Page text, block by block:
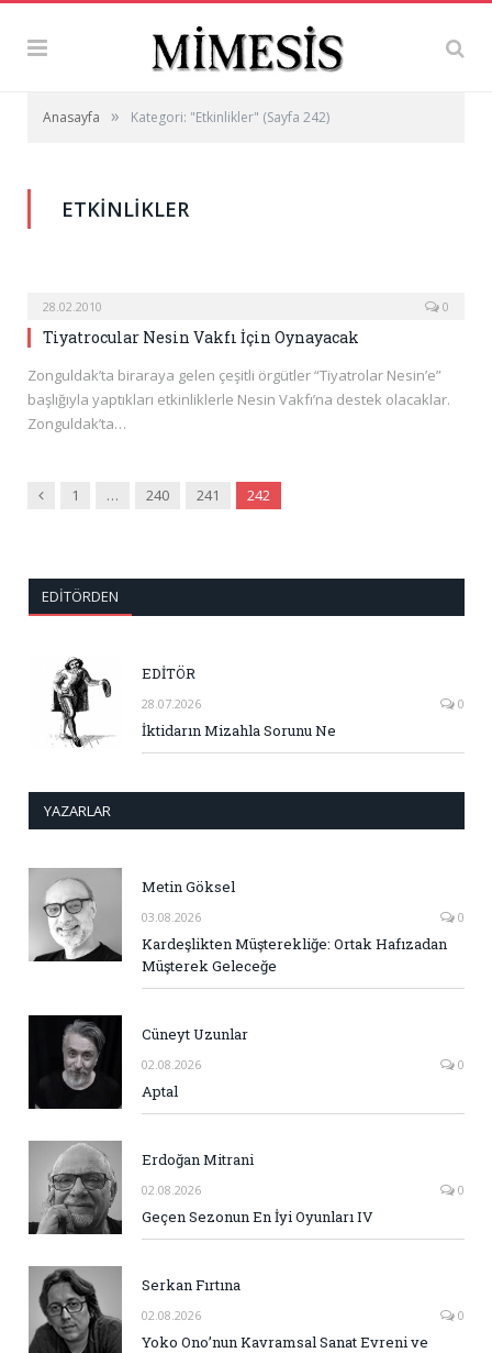
Anasayfa » Kategori: "Etkinlikler" (Sayfa 242)
ETKINLIKLER
28.02.2010 0
Tiyatrocular Nesin Vakfı İçin Oynayacak
Zonguldak’ta biraraya gelen çeşitli örgütler “Tiyatrolar Nesin’e”
başlığıyla yaptıkları etkinliklerle Nesin Vakfı’na destek olacaklar.
Zonguldak’ta…
Önceki
1 … 240 241 242
EDITÖRDEN
EDİTÖR
28.07.2026 0
İktidarın Mizahla Sorunu Ne
YAZARLAR
Metin Göksel
03.08.2026 0
Kardeşlikten Müşterekliğe: Ortak Hafızadan
Müşterek Geleceğe
Cüneyt Uzunlar
02.08.2026 0
Aptal
Erdoğan Mitrani
02.08.2026 0
Geçen Sezonun En İyi Oyunları IV
Serkan Fırtına
02.08.2026 0
Yoko Ono’nun Kavramsal Sanat Evreni ve